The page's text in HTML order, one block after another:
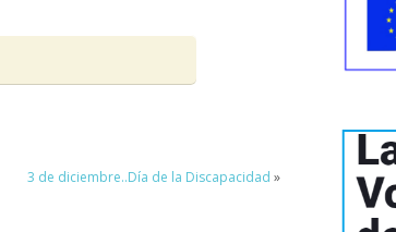
3 de diciembre..Día de la Discapacidad »